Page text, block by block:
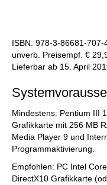
ISBN: 978-3-86681-707-
unverb. Preisempf. €
Lieferbar ab 15. April
Mindestens: Pentium III
Grafikkarte mit 256 MB
Media Player 9 und
Programmaktivierung.
Empfohlen: PC Intel
DirectX10 Grafikkarte